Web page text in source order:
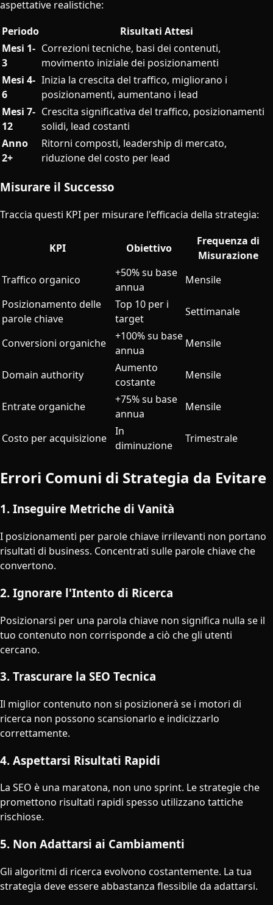
aspettative realistiche:
Periodo
Risultati Attesi
Mesi 1-
3
Correzioni tecniche, basi dei contenuti,
movimento iniziale dei posizionamenti
Mesi 4-
6
Inizia la crescita del traffico, migliorano i
posizionamenti, aumentano i lead
Mesi 7-
12
Crescita significativa del traffico, posizionamenti
solidi, lead costanti
Anno
2+
Ritorni composti, leadership di mercato,
riduzione del costo per lead
Misurare il Successo
Traccia questi KPI per misurare l'efficacia della strategia:
KPI Obiettivo
Frequenza di
Misurazione
Traffico organico
+50% su base
annua
Mensile
Posizionamento delle
parole chiave
Top 10 per i
target
Settimanale
Conversioni organiche
+100% su base
annua
Mensile
Domain authority
Aumento
costante
Mensile
Entrate organiche
+75% su base
annua
Mensile
Costo per acquisizione
In
diminuzione
Trimestrale
Errori Comuni di Strategia da Evitare
1. Inseguire Metriche di Vanità
I posizionamenti per parole chiave irrilevanti non portano
risultati di business. Concentrati sulle parole chiave che
convertono.
2. Ignorare l'Intento di Ricerca
Posizionarsi per una parola chiave non significa nulla se il
tuo contenuto non corrisponde a ciò che gli utenti
cercano.
3. Trascurare la SEO Tecnica
Il miglior contenuto non si posizionerà se i motori di
ricerca non possono scansionarlo e indicizzarlo
correttamente.
4. Aspettarsi Risultati Rapidi
La SEO è una maratona, non uno sprint. Le strategie che
promettono risultati rapidi spesso utilizzano tattiche
rischiose.
5. Non Adattarsi ai Cambiamenti
Gli algoritmi di ricerca evolvono costantemente. La tua
strategia deve essere abbastanza flessibile da adattarsi.